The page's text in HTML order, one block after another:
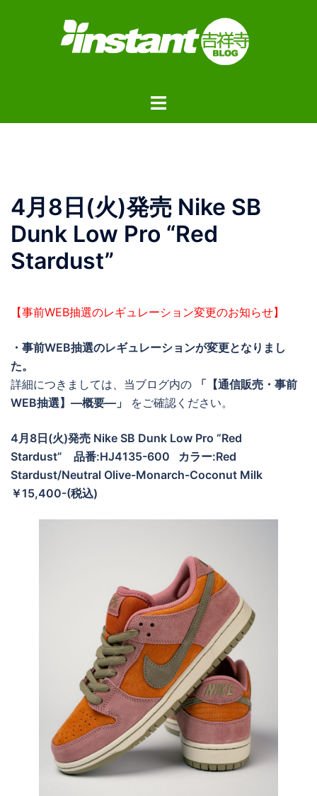
ト
ー
4月8日(火)発売 Nike SB
Dunk Low Pro “Red
Stardust”
【事前WEB抽選のレギュレーション変更のお知らせ】
・事前WEB抽選のレギュレーションが変更となりまし
た。
詳細につきましては、当ブログ内の
「【通信販売・事前
WEB抽選】―概要―」
をご確認ください。
4月8日(火)発売 Nike SB Dunk Low Pro “Red
Stardust” 品番:HJ4135-600 カラー:Red
Stardust/Neutral Olive-Monarch-Coconut Milk
￥15,400-(税込)